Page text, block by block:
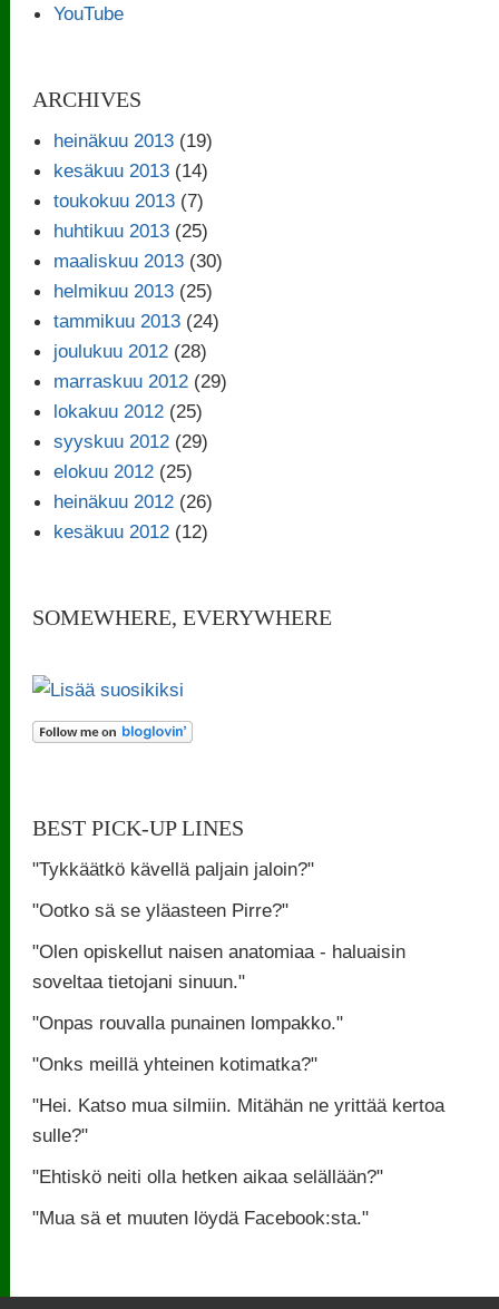
YouTube
ARCHIVES
heinäkuu 2013 (19)
kesäkuu 2013 (14)
toukokuu 2013 (7)
huhtikuu 2013 (25)
maaliskuu 2013 (30)
helmikuu 2013 (25)
tammikuu 2013 (24)
joulukuu 2012 (28)
marraskuu 2012 (29)
lokakuu 2012 (25)
syyskuu 2012 (29)
elokuu 2012 (25)
heinäkuu 2012 (26)
kesäkuu 2012 (12)
SOMEWHERE, EVERYWHERE
BEST PICK-UP LINES
"Tykkäätkö kävellä paljain jaloin?"
"Ootko sä se yläasteen Pirre?"
"Olen opiskellut naisen anatomiaa - haluaisin
soveltaa tietojani sinuun."
"Onpas rouvalla punainen lompakko."
"Onks meillä yhteinen kotimatka?"
"Hei. Katso mua silmiin. Mitähän ne yrittää kertoa
sulle?"
"Ehtiskö neiti olla hetken aikaa selällään?"
"Mua sä et muuten löydä Facebook:sta."